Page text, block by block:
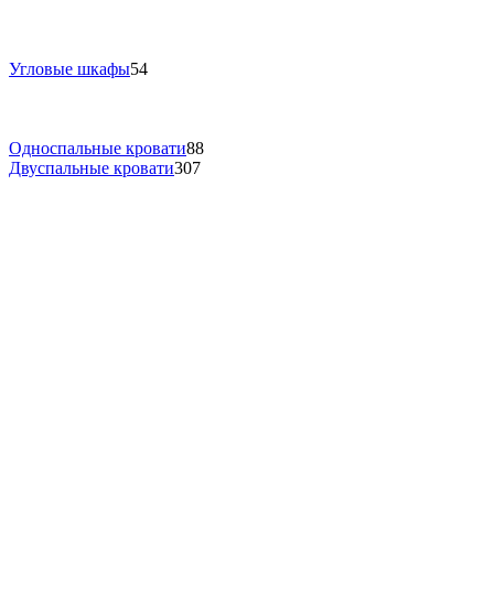
Угловые шкафы54
Односпальные кровати88
Двуспальные кровати307